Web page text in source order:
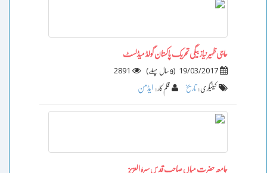
حاجی ظہیر نیاز بیگی تحریک پاکستان گولڈ میڈلسٹ
19/03/2017
(9 سال پہلے )
2891
کیٹیگری : تاریخ قلم کار : ایڈمن
جامعہ حضرت میاں صاحب قدس سرہٰ العزیز